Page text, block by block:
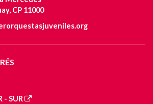
CP 11000
- SUR